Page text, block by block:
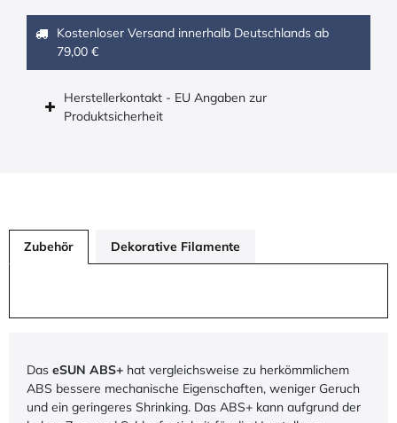
Kostenloser Versand innerhalb Deutschlands ab
79,00 €
Herstellerkontakt - EU Angaben zur
Produktsicherheit
Zubehör Dekorative Filamente
Das eSUN ABS+ hat vergleichsweise zu herkömmlichem
ABS bessere mechanische Eigenschaften, weniger Geruch
und ein geringeres Shrinking. Das ABS+ kann aufgrund der